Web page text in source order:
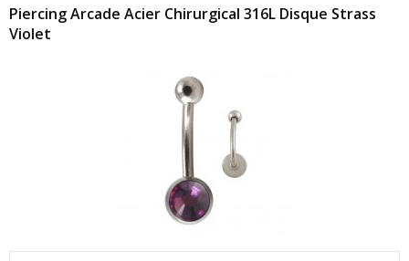
Piercing Arcade Acier Chirurgical 316L Disque Strass
Violet